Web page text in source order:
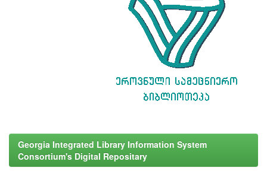
Georgia Integrated Library Information System
Consortium's Digital Repositary